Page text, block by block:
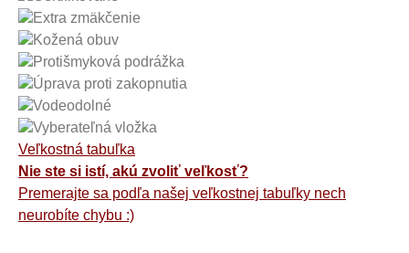
Extra zmäkčenie
Kožená obuv
Protišmyková podrážka
Úprava proti zakopnutia
Vodeodolné
Vyberateľná vložka
Veľkostná tabuľka
Nie ste si istí, akú zvoliť veľkosť?
Premerajte sa podľa našej veľkostnej tabuľky nech
neurobíte chybu :)